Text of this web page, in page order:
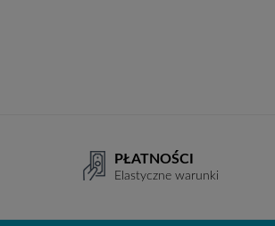
PŁATNOŚCI
Elastyczne warunki